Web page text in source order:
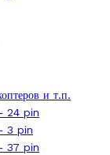
и т.п.
24 pin
3 pin
37 pin